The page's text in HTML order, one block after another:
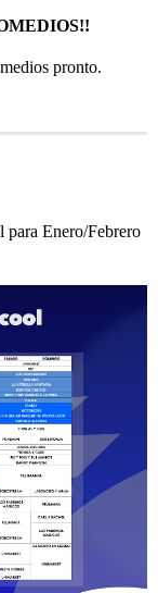
pronto.
para Enero/Febrero